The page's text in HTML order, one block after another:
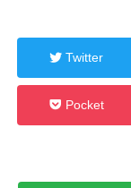
Twitter
Pocket